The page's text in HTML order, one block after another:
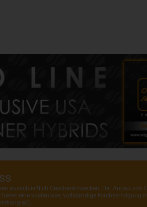
ausschließlich Geschenkzwecken. Der Anbau
eine kostenlose, vollständige Nachverfolgung
ab).